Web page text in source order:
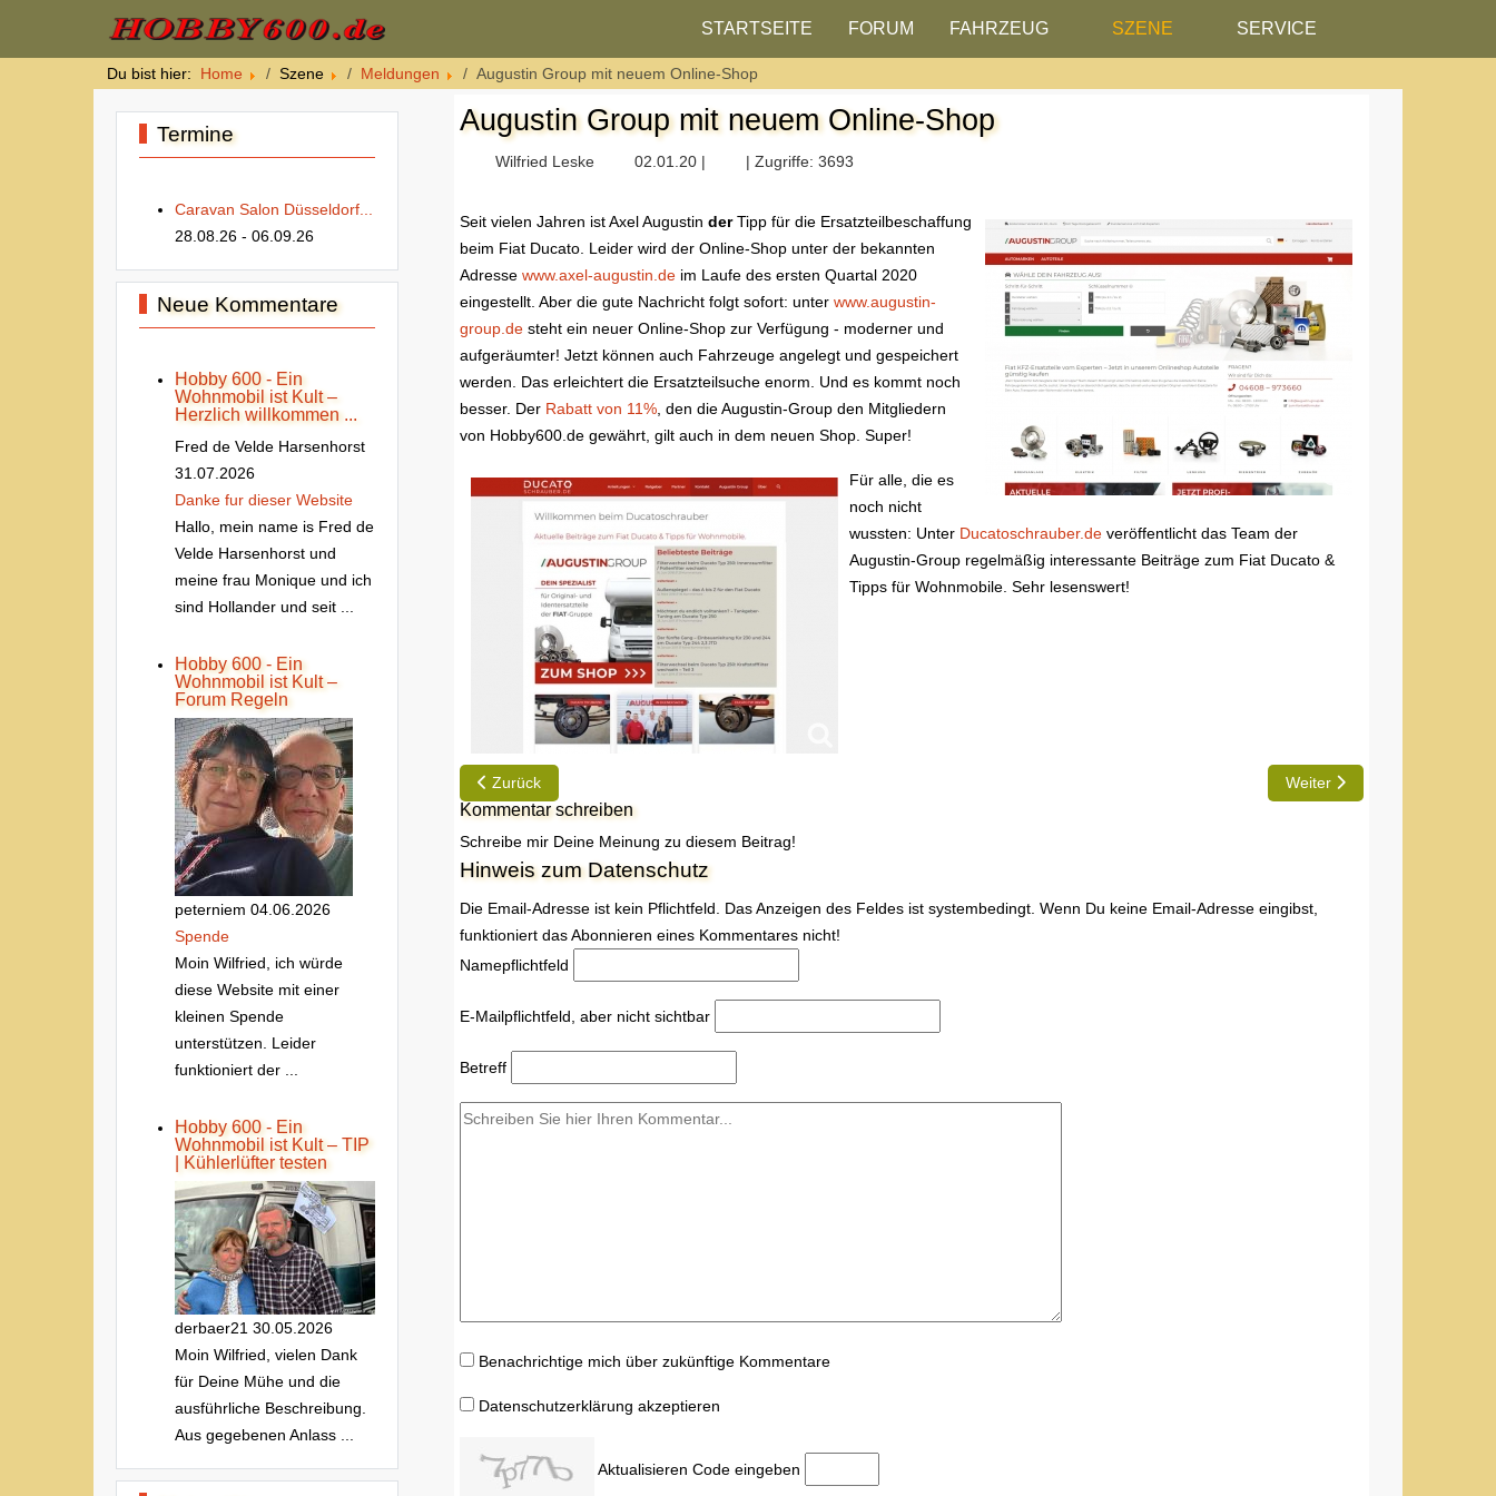
STARTSEITE FORUM FAHRZEUG SZENE SERVICE
Du bist hier: Home Szene Meldungen Augustin Group mit neuem Online-Shop
Termine
Caravan Salon Düsseldorf...
28.08.26 - 06.09.26
Neue Kommentare
Hobby 600 - Ein
Wohnmobil ist Kult –
Herzlich willkommen ...
Fred de Velde Harsenhorst
31.07.2026
Danke fur dieser Website
Hallo, mein name is Fred de
Velde Harsenhorst und
meine frau Monique und ich
sind Hollander und seit ...
Hobby 600 - Ein
Wohnmobil ist Kult –
Forum Regeln
peterniem 04.06.2026
Spende
Moin Wilfried, ich würde
diese Website mit einer
kleinen Spende
unterstützen. Leider
funktioniert der ...
Hobby 600 - Ein
Wohnmobil ist Kult – TIP
| Kühlerlüfter testen
derbaer21 30.05.2026
Moin Wilfried, vielen Dank
für Deine Mühe und die
ausführliche Beschreibung.
Aus gegebenen Anlass ...
Augustin Group mit neuem Online-Shop
Wilfried Leske 02.01.20 | | Zugriffe: 3693
Seit vielen Jahren ist Axel Augustin derTipp für die Ersatzteilbeschaffung
beim Fiat Ducato. Leider wird der Online-Shop unter der bekannten
Adresse www.axel-augustin.de im Laufe des ersten Quartal 2020
eingestellt. Aber die gute Nachricht folgt sofort: unter www.augustin-
group.de steht ein neuer Online-Shop zur Verfügung - moderner und
aufgeräumter! Jetzt können auch Fahrzeuge angelegt und gespeichert
werden. Das erleichtert die Ersatzteilsuche enorm. Und es kommt noch
besser. Der Rabatt von 11% , den die Augustin-Group den Mitgliedern
von Hobby600.de gewährt, gilt auch in dem neuen Shop. Super!
Für alle, die es
noch nicht
wussten: Unter Ducatoschrauber.de veröffentlicht das Team der
Augustin-Group regelmäßig interessante Beiträge zum Fiat Ducato &
Tipps für Wohnmobile. Sehr lesenswert!
Vorheriger Beitrag: Der NDR zu Gast bei Hobby: "Wie geht das?"
Zurück Nächster Beitrag: Die Hobby
Weiter
Kommentar schreiben
Schreibe mir Deine Meinung zu diesem Beitrag!
Hinweis zum Datenschutz
Die Email-Adresse ist kein Pflichtfeld. Das Anzeigen des Feldes ist systembedingt. Wenn Du keine Email-Adresse eingibst,
funktioniert das Abonnieren eines Kommentares nicht!
Namepflichtfeld
E-Mailpflichtfeld, aber nicht sichtbar
Betreff
Benachrichtige mich über zukünftige Kommentare
Datenschutzerklärung akzeptieren
Aktualisieren Code eingeben